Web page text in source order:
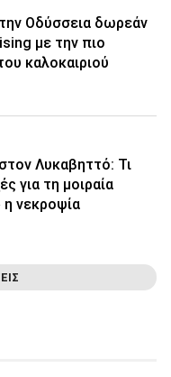
Οδύσσεια δωρεάν
με την πιο
καλοκαιριού
Λυκαβηττό: Τι
για τη μοιραία
νεκροψία